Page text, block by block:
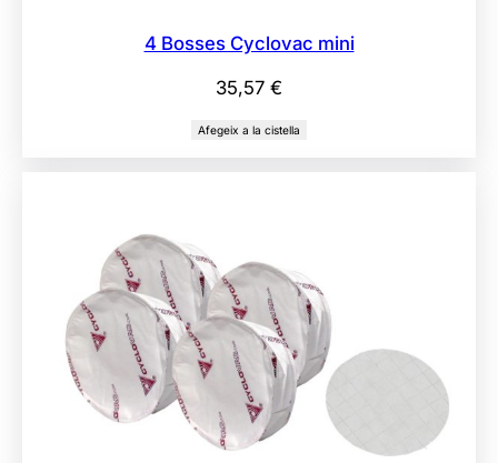
4 Bosses Cyclovac mini
35,57 €
Afegeix a la cistella